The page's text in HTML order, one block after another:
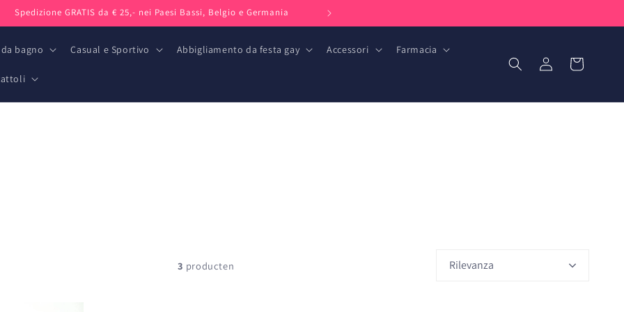
Spedizione GRATIS da € 25,- nei Paesi Bassi, Belgio e Germania Facilmente raggiungibile via telefono e WhatsApp: +31 (0) 85 051 6393
bagno Casual e Sportivo Abbigliamento da festa gay Accessori Farmacia
Accedi Carrello
3 producten Rilevanza